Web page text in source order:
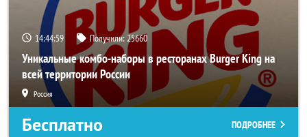
14:44:56 Получили:25660
Уникальные комбо-наборы в ресторанах Burger King на
всей территории России
Россия
Бесплатно ПОДРОБНЕЕ